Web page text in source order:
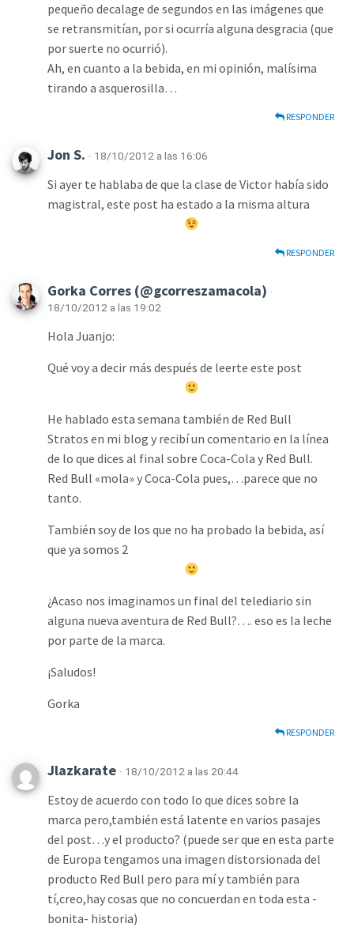
pequeño decalage de segundos en las imágenes que
se retransmitían, por si ocurría alguna desgracia (que
por suerte no ocurrió).
Ah, en cuanto a la bebida, en mi opinión, malísima
tirando a asquerosilla…
RESPONDER
Jon S. · 18/10/2012 a las 16:06
Si ayer te hablaba de que la clase de Victor había sido
magistral, este post ha estado a la misma altura
RESPONDER
Gorka Corres (@gcorreszamacola) ·
18/10/2012 a las 19:02
Hola Juanjo:
Qué voy a decir más después de leerte este post
He hablado esta semana también de Red Bull
Stratos en mi blog y recibí un comentario en la línea
de lo que dices al final sobre Coca-Cola y Red Bull.
Red Bull «mola» y Coca-Cola pues,…parece que no
tanto.
También soy de los que no ha probado la bebida, así
que ya somos 2
¿Acaso nos imaginamos un final del telediario sin
alguna nueva aventura de Red Bull?…. eso es la leche
por parte de la marca.
¡Saludos!
Gorka
RESPONDER
Jlazkarate · 18/10/2012 a las 20:44
Estoy de acuerdo con todo lo que dices sobre la
marca pero,también está latente en varios pasajes
del post…y el producto? (puede ser que en esta parte
de Europa tengamos una imagen distorsionada del
producto Red Bull pero para mí y también para
tí,creo,hay cosas que no concuerdan en toda esta -
bonita- historia)